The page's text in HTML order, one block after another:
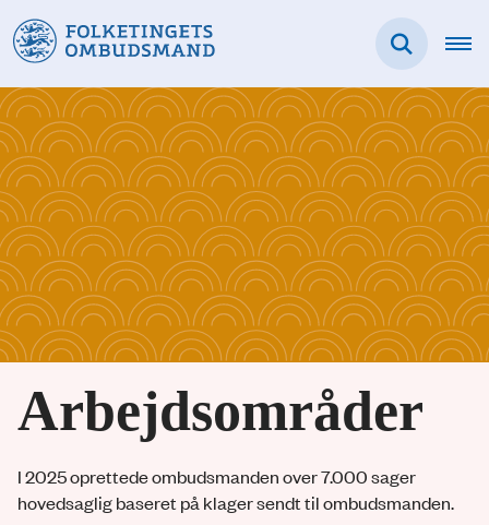
Arbejdsområder
I 2025 oprettede ombudsmanden over 7.000 sager
hovedsaglig baseret på klager sendt til ombudsmanden.